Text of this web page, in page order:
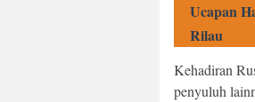
Ucapan
Rilau
Kehadiran
penyuluh